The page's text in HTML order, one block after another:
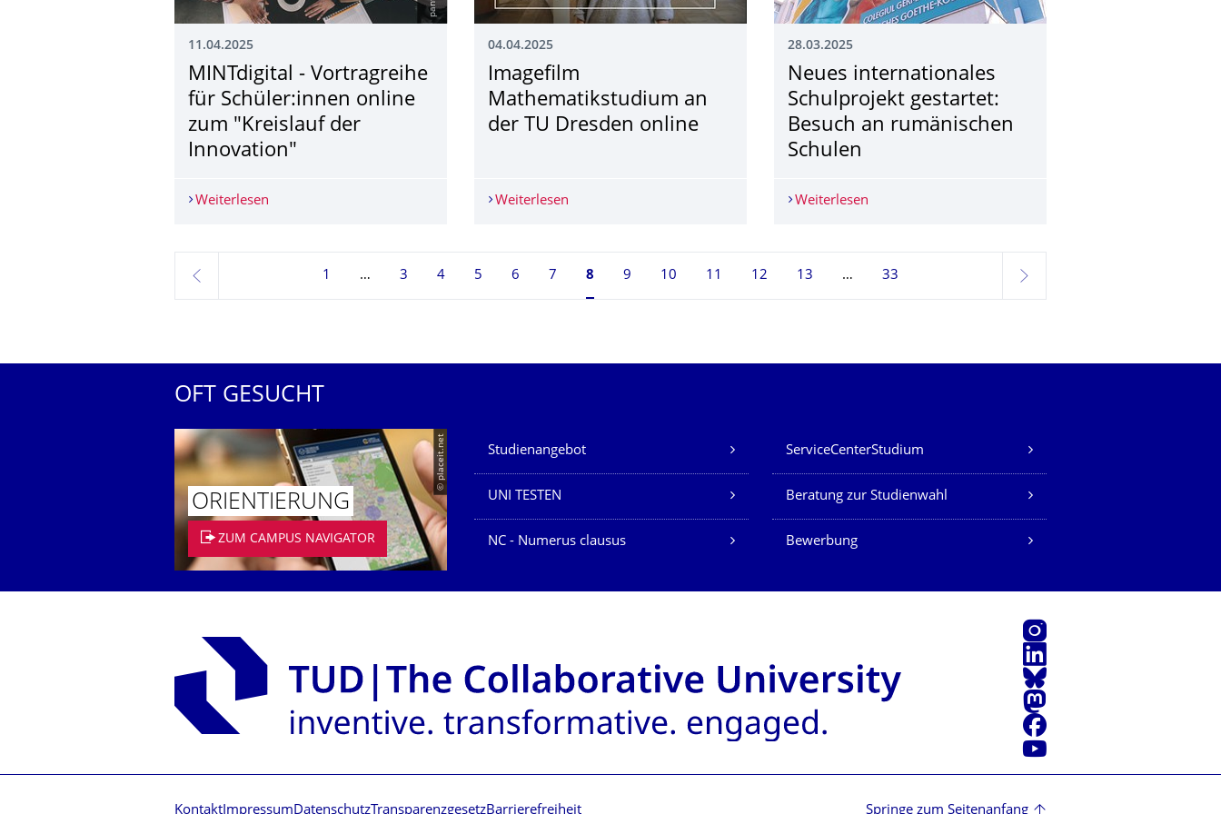
11.04.2025
MINTdigital - Vortragreihe
für Schüler:innen online
zum "Kreislauf der
Innovation"
Weiterlesen MINTdigital - Vortragreihe für Schüler:innen online zum "Kreislauf der Innovation"
04.04.2025
Imagefilm
Mathematikstudium an
der TU Dresden online
Weiterlesen Imagefilm Mathematikstudium an der TU Dresden online
28.03.2025
Neues internationales
Schulprojekt gestartet:
Besuch an rumänischen
Schulen
Weiterlesen
zurück
1 3 4 5 6 7 Seite 8, aktuell ausgewählt
8 9 10 11 12 13 33
weiter
OFT GESUCHT
© placeit.net
ORIENTIERUNG
ZUM CAMPUS NAVIGATOR
Unsere Dienste
Studienangebot ServiceCenterStudium
UNI TESTEN Beratung zur Studienwahl
NC - Numerus clausus Bewerbung
Instagram
LinkedIn
Bluesky
Mastodon
Facebook
Youtube
Kontakt Impressum Datenschutz TransparenzgesetzBarrierefreiheit Springe zum Seitenanfang